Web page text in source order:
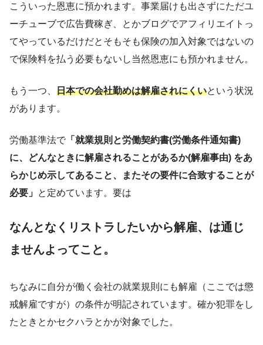
こういった恩恵に預かれます。事業届けも出さずにただユ
ーチューブで広告費稼ぎ、とかブログでアフィリエイトっ
てやっているだけだとそもそも保険の加入対象ではないの
で保険料を払う必要もないし当然恩恵にも預かれません。
もう一つ、 日本での会社勤めは解雇されにくいという状況
があります。
労働基準法で 「就業規則と労働契約書(労働条件通知書)
に、どんなときに解雇されることがあるか(解雇事由) をあ
らかじめ示してあること、またその要件に合致することが
必要」 と定めています。要は
なんとなくリストラしたいから解雇、は通じ
ませんよってこと。
ちなみに自分が働く会社の就業規則にも解雇（ここでは懲
戒解雇ですが）の条件が明記されています。確か犯罪をし
たときとかセクハラとかが対象でした。